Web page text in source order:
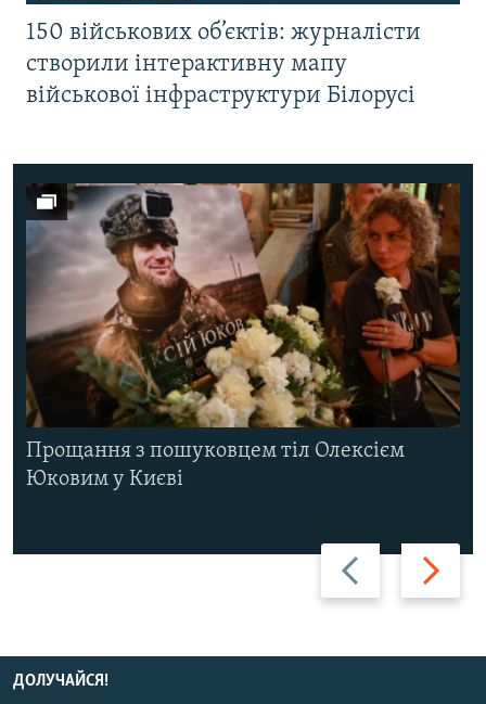
150 військових об’єктів: журналісти
створили інтерактивну мапу
військової інфраструктури Білорусі
Назад Вперед
Прощання з пошуковцем тіл Олексієм
Юковим у Києві
ДОЛУЧАЙСЯ!